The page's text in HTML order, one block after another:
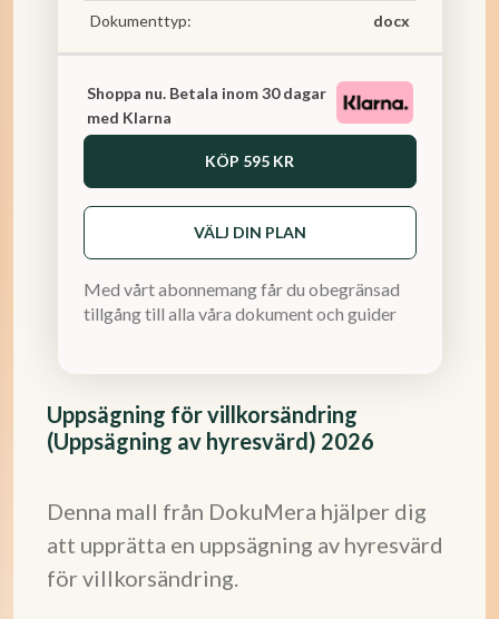
Uppsägning för villkorsändring
(Uppsägning av hyresvärd) 2026
Denna mall från DokuMera hjälper dig
att upprätta en uppsägning av hyresvärd
för villkorsändring.
Dokumenttyp: docx
Shoppa nu. Betala inom 30 dagar
med Klarna
KÖP 595 KR
VÄLJ DIN PLAN
Med vårt abonnemang får du obegränsad
tillgång till alla våra dokument och guider